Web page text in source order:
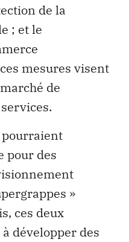
de la
; et le
mesures visent
de
pourraient
pour des
»
ces deux
développer des